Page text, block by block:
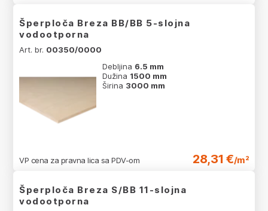
Šperploča Breza BB/BB 5-slojna
vodootporna
Art. br. 00350/0000
Debljina 6.5 mm
Dužina 1500 mm
Širina 3000 mm
VP cena za pravna lica sa PDV-om 28,31 €/m²
Šperploča Breza S/BB 11-slojna
vodootporna